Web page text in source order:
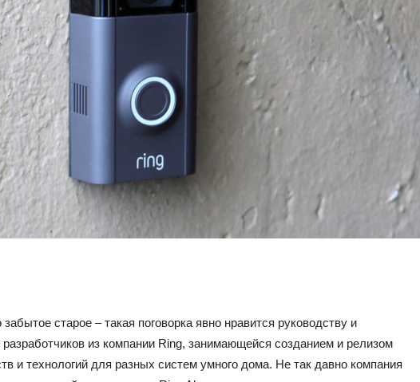
старое – такая поговорка явно нравится руководству и
разработчиков из компании Ring, занимающейся созданием и релизом
и технологий для разных систем умного дома. Не так давно компания